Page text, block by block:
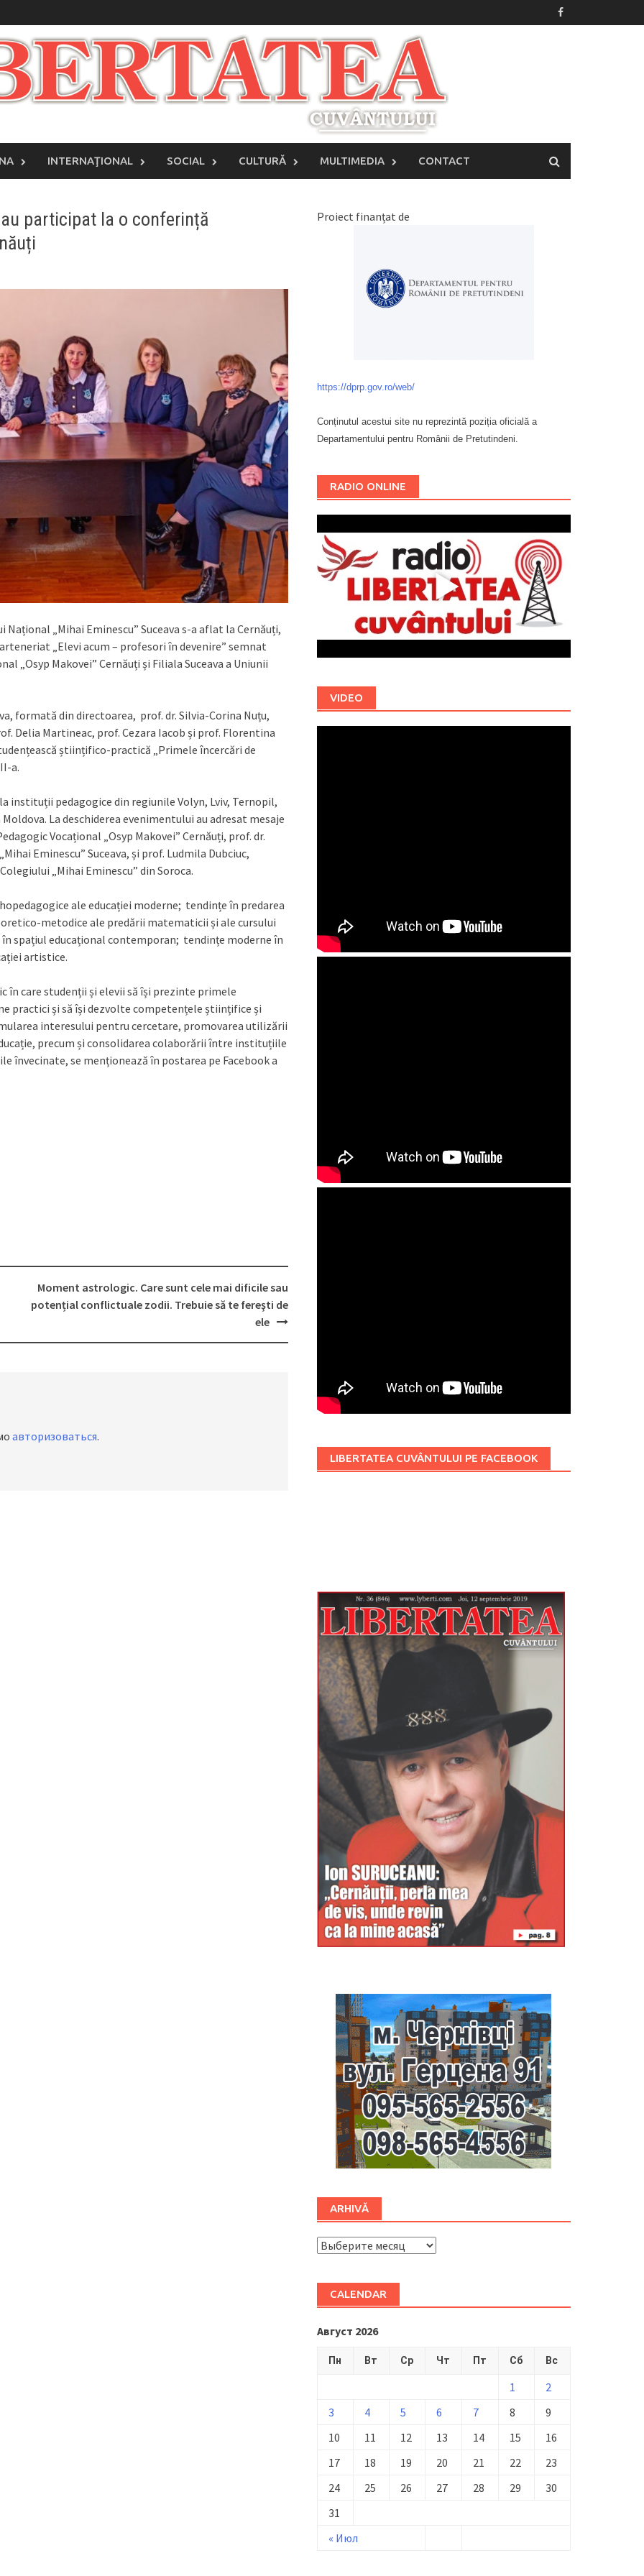
INTERNAŢIONAL SOCIAL CULTURĂ MULTIMEDIA CONTACT
participat la o conferință
„Mihai Eminescu” Suceava s-a aflat la Cernăuți,
„Elevi acum – profesori în devenire” semnat
„Osyp Makovei” Cernăuți și Filiala Suceava a Uniunii
formată din directoarea, prof. dr. Silvia-Corina Nuțu,
Delia Martineac, prof. Cezara Iacob și prof. Florentina
științifico-practică „Primele încercări de
a.
instituții pedagogice din regiunile Volyn, Lviv, Ternopil,
La deschiderea evenimentului au adresat mesaje
Vocațional „Osyp Makovei” Cernăuți, prof. dr.
Eminescu” Suceava, și prof. Ludmila Dubciuc,
„Mihai Eminescu” din Soroca.
ale educației moderne; tendințe în predarea
metodice ale predării matematicii și ale cursului
spațiul educațional contemporan; tendințe moderne în
artistice.
în care studenții și elevii să își prezinte primele
practici și să își dezvolte competențele științifice și
interesului pentru cercetare, promovarea utilizării
precum și consolidarea colaborării între instituțiile
învecinate, se menționează în postarea pe Facebook a
Moment astrologic. Care sunt cele mai dificile sau
potențial conflictuale zodii. Trebuie să te fereşti de
ele
авторизоваться.
Proiect finanțat de
https://dprp.gov.ro/web/
Conținutul acestui site nu reprezintă poziția oficială a
Departamentului pentru Românii de Pretutindeni.
RADIO ONLINE
VIDEO
LIBERTATEA CUVÂNTULUI PE FACEBOOK
ARHIVĂ
ARHIVĂ
CALENDAR
Август 2026
Пн Вт Ср Чт Пт Сб Вс
« Июл
1
2
3
4 5 6 7 8
9
10
11 12 13 14 15
16
17
18 19 20 21 22
23
24
25 26 27 28 29
30
31